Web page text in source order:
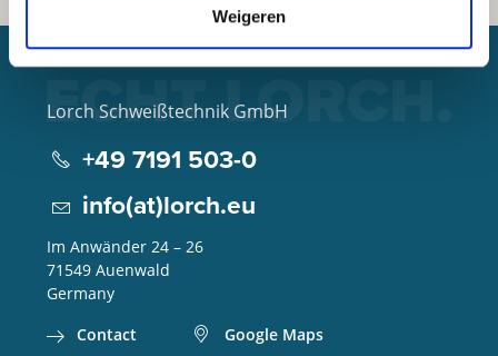
Weigeren
Lorch Schweißtechnik GmbH
+49 7191 503-0
info(at)lorch.eu
Im Anwänder 24 – 26
71549 Auenwald
Germany
Contact
Google Maps